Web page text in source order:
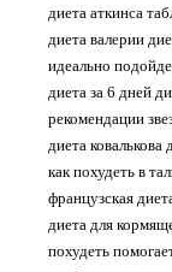
диета аткинса
диета валерии
идеально
диета за 6 дней
рекомендации
диета
как похудеть в
французская
диета для
похудеть